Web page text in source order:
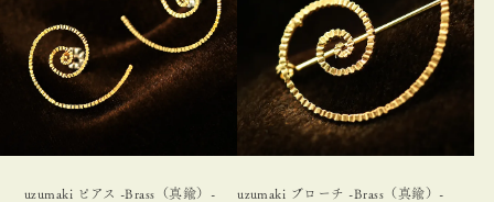
uzumaki ピアス -Brass（真鍮）- uzumaki ブローチ -Brass（真鍮）-